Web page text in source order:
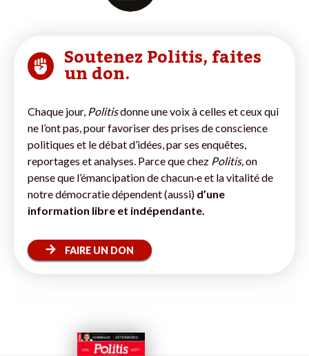
Soutenez Politis, faites
un don.
Chaque jour, Politisdonne une voix à celles et ceux qui
ne l’ont pas, pour favoriser des prises de conscience
politiques et le débat d’idées, par ses enquêtes,
reportages et analyses. Parce que chez Politis, on
pense que l’émancipation de chacun·e et la vitalité de
notre démocratie dépendent (aussi) d’une
information libre et indépendante.
FAIRE UN DON